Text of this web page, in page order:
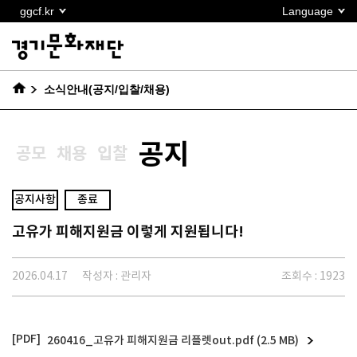
바로가기
ggcf.kr Language
소식안내(공지/입찰/채용)
공모 채용 입찰 공지
공지사항 종료
고유가 피해지원금 이렇게 지원됩니다!
2026.04.17 작성자 : 관리자 조회수 : 1923
260416_고유가 피해지원금 리플렛out.pdf (2.5 MB)